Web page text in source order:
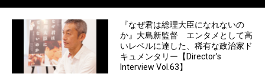
『なぜ君は総理大臣になれないの
か』大島新監督 エンタメとして高
いレベルに達した、稀有な政治家ド
キュメンタリー【Director’s
Interview Vol.63】